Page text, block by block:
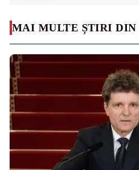
MAI MULTE ȘTIRI DIN